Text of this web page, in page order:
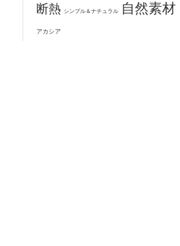
断熱 シンプル＆ナチュラル 自然素材
アカシア